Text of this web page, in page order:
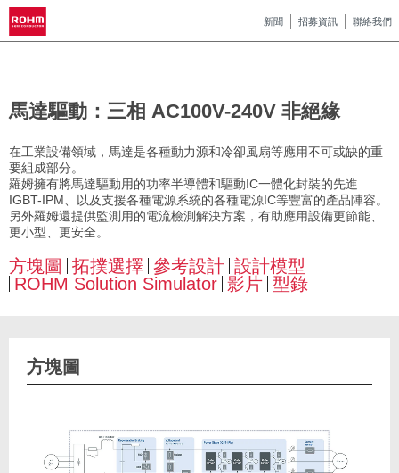
新聞 招募資訊 聯絡我們
馬達驅動：三相 AC100V-240V 非絕緣
在工業設備領域，馬達是各種動力源和冷卻風扇等應用不可或缺的重
要組成部分。
羅姆擁有將馬達驅動用的功率半導體和驅動IC一體化封裝的先進
IGBT-IPM、以及支援各種電源系統的各種電源IC等豐富的產品陣容。
另外羅姆還提供監測用的電流檢測解決方案，有助應用設備更節能、
更小型、更安全。
方塊圖 拓撲選擇 參考設計 設計模型
ROHM Solution Simulator 影片 型錄
方塊圖